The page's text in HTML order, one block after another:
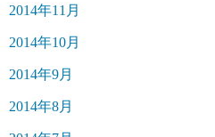
2014年11月
2014年10月
2014年9月
2014年8月